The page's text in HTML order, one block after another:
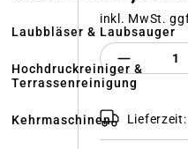
Laubbläser & Laubsauger
Hochdruckreiniger &
Terrassenreinigung
Kehrmaschinen
inkl. MwSt.
Produkt